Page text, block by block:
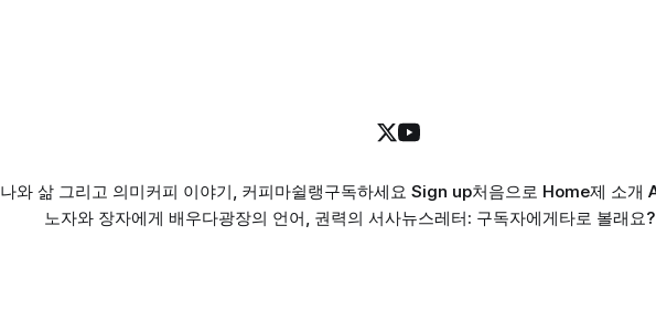
나와 삶 그리고 의미커피 이야기, 커피마쉴랭구독하세요 Sign up처음으로 Home제 소개
노자와 장자에게 배우다광장의 언어, 권력의 서사뉴스레터: 구독자에게타로 볼래요